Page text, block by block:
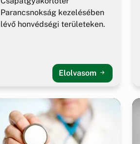
Parancsnokság kezelésében
lévő honvédségi területeken.
Elolvasom